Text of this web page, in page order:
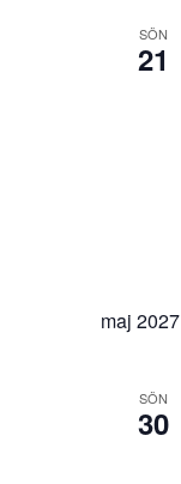
SÖN
21
maj 2027
SÖN
30